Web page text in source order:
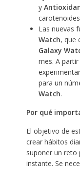
y
Las nuevas
Watch, que
Galaxy
mes. A
para un
Watch.
Por qué
El objetivo de
crear hábitos
suponer un reto
instante. Se